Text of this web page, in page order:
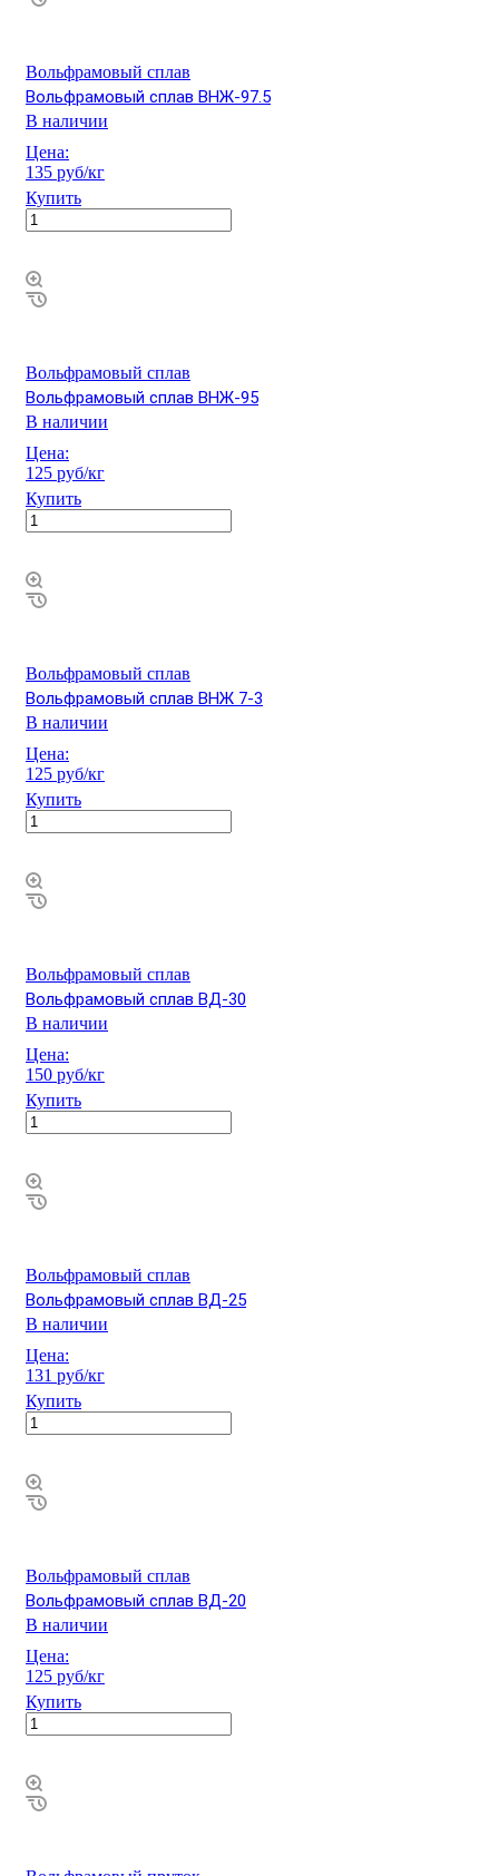
Вольфрамовый сплав
Вольфрамовый сплав ВНЖ-97.5
В наличии
Цена:
135 руб/кг
Купить
Вольфрамовый сплав
Вольфрамовый сплав ВНЖ-95
В наличии
Цена:
125 руб/кг
Купить
Вольфрамовый сплав
Вольфрамовый сплав ВНЖ 7-3
В наличии
Цена:
125 руб/кг
Купить
Вольфрамовый сплав
Вольфрамовый сплав ВД-30
В наличии
Цена:
150 руб/кг
Купить
Вольфрамовый сплав
Вольфрамовый сплав ВД-25
В наличии
Цена:
131 руб/кг
Купить
Вольфрамовый сплав
Вольфрамовый сплав ВД-20
В наличии
Цена:
125 руб/кг
Купить